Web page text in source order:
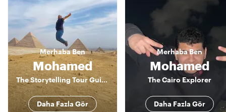
MerhabaBen
Mohamed
The Storytelling Tour Guide
Daha Fazla Gör
MerhabaBen
Mohamed
The Cairo Explorer
Daha Fazla Gör